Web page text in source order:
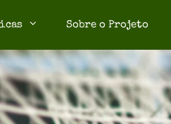
Sobre o Projeto